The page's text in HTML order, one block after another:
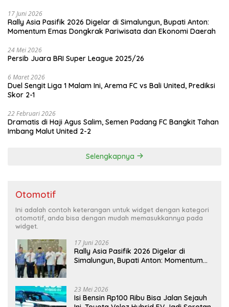
17 Juni 2026
Rally Asia Pasifik 2026 Digelar di Simalungun, Bupati Anton:
Momentum Emas Dongkrak Pariwisata dan Ekonomi Daerah
24 Mei 2026
Persib Juara BRI Super League 2025/26
6 Maret 2026
Duel Sengit Liga 1 Malam Ini, Arema FC vs Bali United, Prediksi
Skor 2-1
22 Februari 2026
Dramatis di Haji Agus Salim, Semen Padang FC Bangkit Tahan
Imbang Malut United 2-2
Selengkapnya
Otomotif
Ini adalah contoh keterangan untuk widget dengan kategori
otomotif, anda bisa dengan mudah memasukkannya pada
widget.
17 Juni 2026
Rally Asia Pasifik 2026 Digelar di
Simalungun, Bupati Anton: Momentum
23 Mei 2026
Isi Bensin Rp100 Ribu Bisa Jalan Sejauh